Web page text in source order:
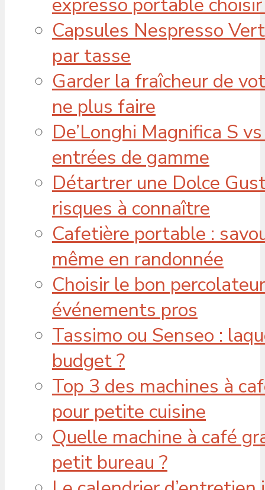
Capsules Nespresso
par tasse
Garder la fraîcheur de
ne plus faire
De’Longhi Magnifica S
entrées de gamme
Détartrer une Dolce
risques à connaître
Cafetière portable :
même en randonnée
Choisir le bon
événements pros
Tassimo ou Senseo :
budget ?
Top 3 des machines à
pour petite cuisine
Quelle machine à café
petit bureau ?